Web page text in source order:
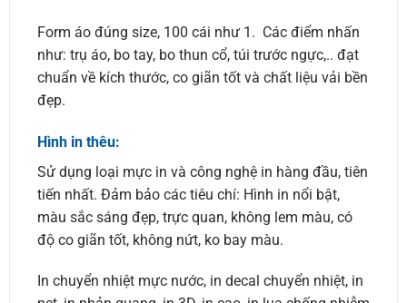
Form áo đúng size, 100 cái như 1. Các điểm nhấn
như: trụ áo, bo tay, bo thun cổ, túi trước ngực,.. đạt
chuẩn về kích thước, co giãn tốt và chất liệu vải bền
đẹp.
Hình in thêu:
Sử dụng loại mực in và công nghệ in hàng đầu, tiên
tiến nhất. Đảm bảo các tiêu chí: Hình in nổi bật,
màu sắc sáng đẹp, trực quan, không lem màu, có
độ co giãn tốt, không nứt, ko bay màu.
In chuyển nhiệt mực nước, in decal chuyển nhiệt, in